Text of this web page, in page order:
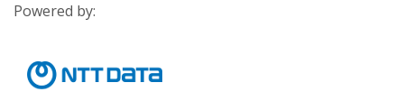
Powered by: